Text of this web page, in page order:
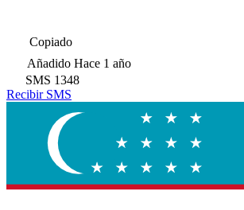
Copiado
Añadido Hace 1 año
SMS 1348
Recibir SMS